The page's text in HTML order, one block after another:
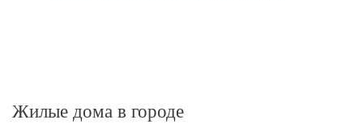
Жилые дома в городе